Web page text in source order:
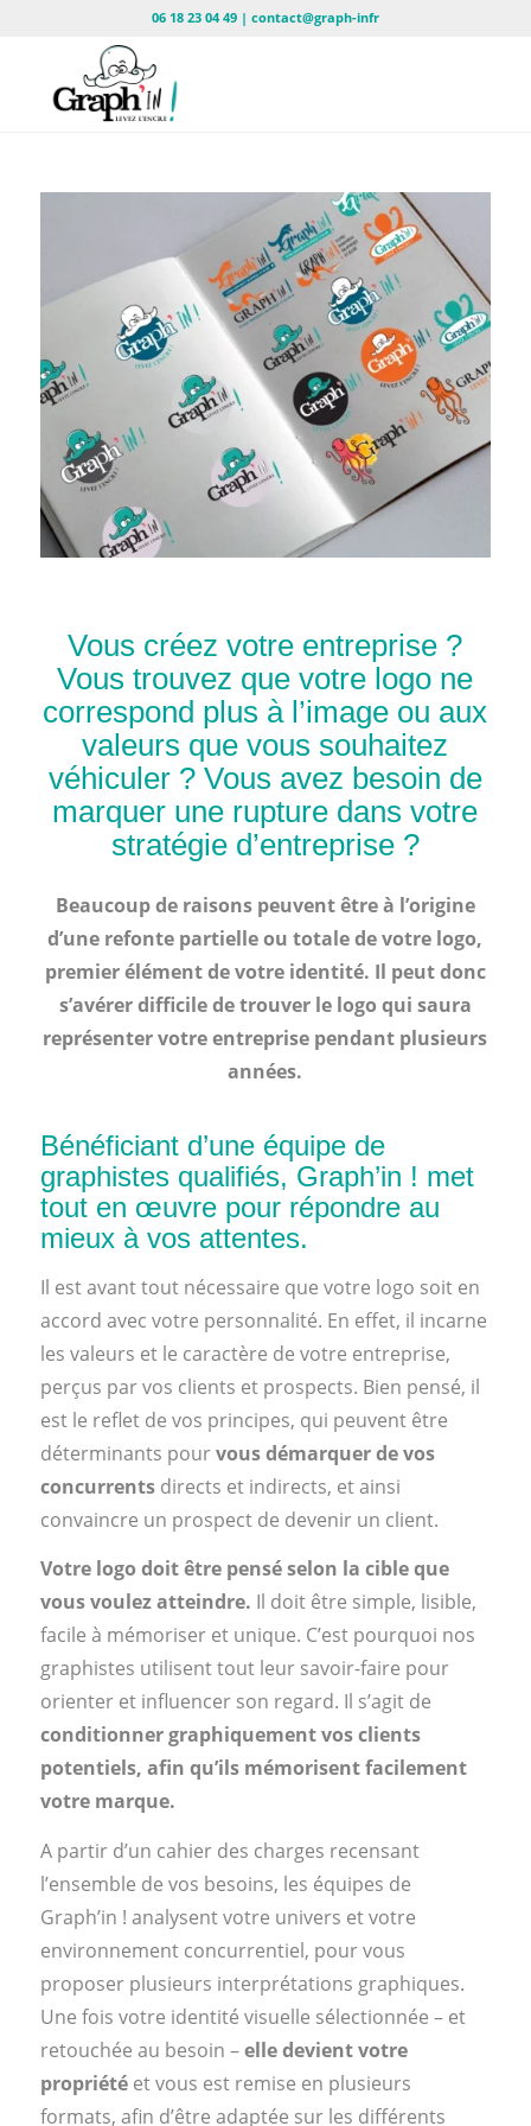
06 18 23 04 49 | contact@graph-infr
Vous créez votre entreprise ?
Vous trouvez que votre logo ne
correspond plus à l’image ou aux
valeurs que vous souhaitez
véhiculer ? Vous avez besoin de
marquer une rupture dans votre
stratégie d’entreprise ?
Beaucoup de raisons peuvent être à l’origine
d’une refonte partielle ou totale de votre logo,
premier élément de votre identité. Il peut donc
s’avérer difficile de trouver le logo qui saura
représenter votre entreprise pendant plusieurs
années.
Bénéficiant d’une équipe de
graphistes qualifiés, Graph’in ! met
tout en œuvre pour répondre au
mieux à vos attentes.
Il est avant tout nécessaire que votre logo soit en
accord avec votre personnalité. En effet, il incarne
les valeurs et le caractère de votre entreprise,
perçus par vos clients et prospects. Bien pensé, il
est le reflet de vos principes, qui peuvent être
déterminants pourvous démarquer de vos
concurrentsdirects et indirects, et ainsi
convaincre un prospect de devenir un client.
Votre logo doit être pensé selon la cible que
vous voulez atteindre. Il doit être simple, lisible,
facile à mémoriser et unique. C’est pourquoi nos
graphistes utilisent tout leur savoir-faire pour
orienter et influencer son regard. Il s’agit de
conditionner graphiquement vos clients
potentiels, afin qu’ils mémorisent facilement
votre marque.
A partir d’un cahier des charges recensant
l’ensemble de vos besoins, les équipes de
Graph’in ! analysent votre univers et votre
environnement concurrentiel, pour vous
proposer plusieurs interprétations graphiques.
Une fois votre identité visuelle sélectionnée – et
retouchée au besoin –elle devient votre
propriétéet vous est remise en plusieurs
formats, afin d’être adaptée sur les différents